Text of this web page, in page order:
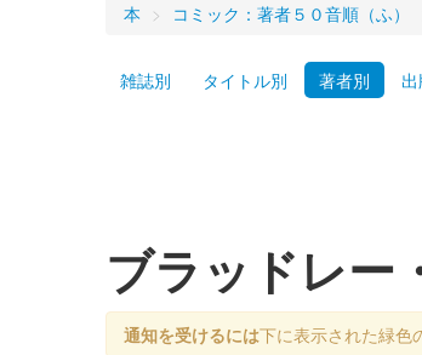
本 > コミック：著者５０音順（ふ）
雑誌別 タイトル別 著者別
ブラッドレー
通知を受けるには下に表示された緑色